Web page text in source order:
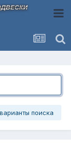
поиска